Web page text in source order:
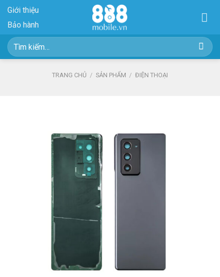
Skip
content
Giới thiệu
Bảo hành
Tìm
kiếm:
TRANG CHỦ / SẢN PHẨM / ĐIỆN THOẠI